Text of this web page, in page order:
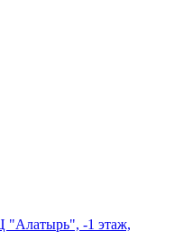
"Алатырь", -1 этаж,